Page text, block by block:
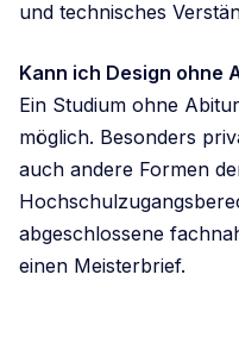
und technisches
Kann ich Design ohne
Ein Studium ohne
möglich. Besonders
auch andere Formen
abgeschlossene
einen Meisterbrief.